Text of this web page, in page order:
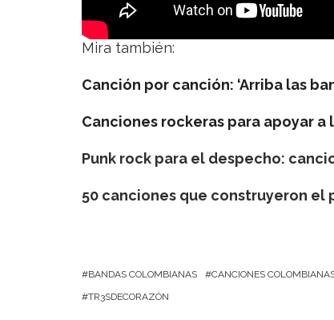
Mira también:
Canción por canción: ‘Arriba las
Canciones rockeras para apoyar
Punk rock para el despecho:
50 canciones que construyeron el
BANDAS COLOMBIANAS CANCIONES
TR3SDECORAZÓN